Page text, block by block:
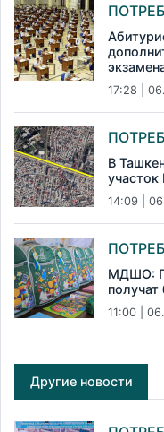
17:28 |
В
14:09 |
МДШО:
11:00 |
Другие новости